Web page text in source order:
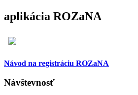
aplikácia ROZaNA
Návod na registráciu ROZaNA
Návštevnosť